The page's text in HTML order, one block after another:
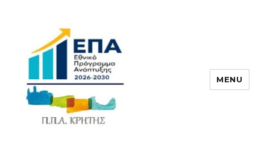
MENU